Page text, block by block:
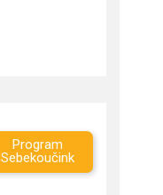
Program
Sebekoučink